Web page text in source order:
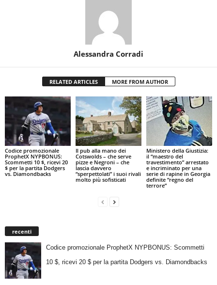
Alessandra Corradi
RELATED ARTICLES MORE FROM AUTHOR
Codice promozionale
ProphetX NYPBONUS:
Scommetti 10 $, ricevi 20
$ per la partita Dodgers
vs. Diamondbacks
Il pub alla mano dei
Cotswolds – che serve
pizze e Negroni – che
lascia davvero
“sperpettolati” i suoi rivali
molto più sofisticati
Ministero della Giustizia:
il “maestro del
travestimento” arrestato
e incriminato per una
serie di rapine in Georgia
definite “regno del
terrore”
recenti
Codice promozionale ProphetX NYPBONUS: Scommetti
10 $, ricevi 20 $ per la partita Dodgers vs. Diamondbacks